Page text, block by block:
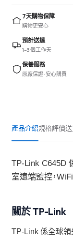
7天購物保障
購物更安心
預計送達
1–3 個工作天
保養服務
原廠保證 · 安心購買
產品介紹規格評價
TP-Link C645D
室遠端監控，
關於 TP-Link
TP-Link 係全球領